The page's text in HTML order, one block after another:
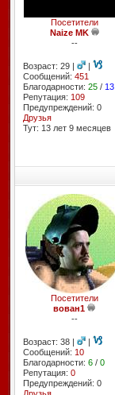
Посетители
Naize MK
--
Возраст: 29 |
|
Сообщений: 451
Благодарности: 25/ 13
Репутация: 109
Предупреждений: 0
Друзья
Тут: 13 лет 9 месяцев
Посетители
вован1
--
Возраст: 38 |
|
Сообщений: 10
Благодарности: 6/ 0
Репутация: 0
Предупреждений: 0